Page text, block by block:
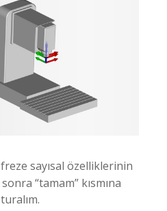
sayısal özelliklerinin
“tamam” kısmına